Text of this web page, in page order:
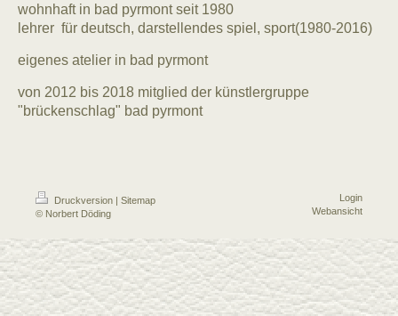
wohnhaft in bad pyrmont seit 1980
lehrer für deutsch, darstellendes spiel, sport(1980-2016)
eigenes atelier in bad pyrmont
von 2012 bis 2018 mitglied der künstlergruppe
"brückenschlag" bad pyrmont
Druckversion | Sitemap
© Norbert Döding
Login
Webansicht